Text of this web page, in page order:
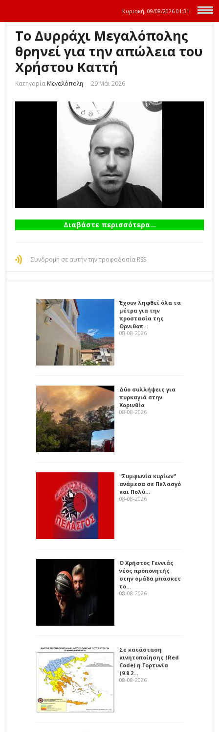
Κυριακή, 09/08/2026 01:31
Το Δυρράχι Μεγαλόπολης
θρηνεί για την απώλεια του
Χρήστου Καττή
Κατηγορία Μεγαλόπολη 29 Μάι 2026
Διαβάστε περισσότερα...
Συνδρομή σε αυτήν την τροφοδοσία RSS
Έχουν ληφθεί όλα τα
μέτρα για την
προστασία της
Ορνιθοπ…
08-08-2026
Δύο συλλήψεις για
πυρκαγιά στην
Κορινθία
08-08-2026
"Συμφωνία κυρίων"
ανάμεσα σε Πελασγό
και Πολύ…
08-08-2026
Ο Χρήστος Γεννιάς
νέος προπονητής
στην ομάδα μπάσκετ
το…
08-08-2026
Σε κατάσταση
κινητοποίησης (Red
Code) η Γορτυνία
(9.8.2…
08-08-2026